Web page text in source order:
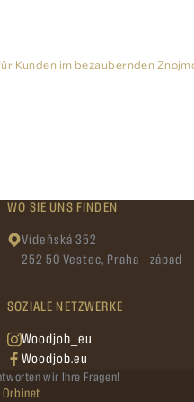
Kunden im bezaubernden
WO SIE UNS FINDEN
Vídeňská 352
252 50 Vestec, Praha - západ
SOZIALE NETZWERKE
Woodjob_eu
Woodjob.eu
wir Ihre Fragen!
Orbinet